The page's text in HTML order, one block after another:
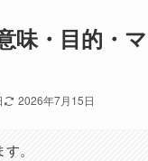
味・目的・
2026年7月15日
。